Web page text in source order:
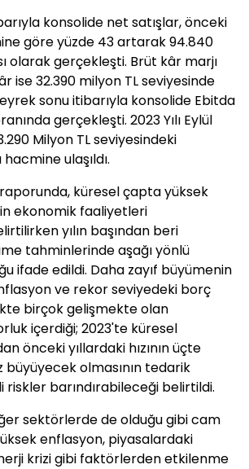
konsolide net satışlar, önceki
göre yüzde 43 artarak 94.840
olarak gerçekleşti. Brüt kâr marjı
ise 32.390 milyon TL seviyesinde
sonu itibarıyla konsolide Ebitda
gerçekleşti. 2023 Yılı Eylül
Milyon TL seviyesindeki
ulaşıldı.
küresel çapta yüksek
ekonomik faaliyetleri
yılın başından beri
tahminlerinde aşağı yönlü
ifade edildi. Daha zayıf büyümenin
ve rekor seviyedeki borç
birçok gelişmekte olan
içerdiği; 2023'te küresel
önceki yıllardaki hızının üçte
olmasının tedarik
riskler barındırabileceği belirtildi.
sektörlerde de olduğu gibi cam
enflasyon, piyasalardaki
krizi gibi faktörlerden etkilenme